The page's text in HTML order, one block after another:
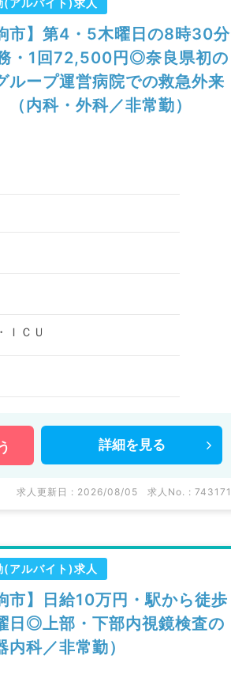
市】第4・5木曜日の8時30分
・1回72,500円◎奈良県初の
ループ運営病院での救急外来
内科・外科／非常勤）
ＩＣＵ
詳細を 見る
求人更新日 : 2026/08/05 求人No. : 743171
(アルバイト)求人
市】日給10万円・駅から徒歩
日◎上部・下部内視鏡検査の
科／非常勤）